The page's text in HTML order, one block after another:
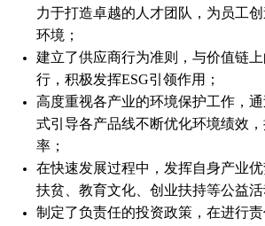
力于打造卓越的人才团队，为员工
环境；
建立了供应商行为准则，与价值链
行，积极发挥ESG引领作用；
高度重视各产业的环境保护工作，
式引导各产品线不断优化环境绩效
率；
在快速发展过程中，发挥自身产业
扶贫、教育文化、创业扶持等公益活
制定了负责任的投资政策，在进行